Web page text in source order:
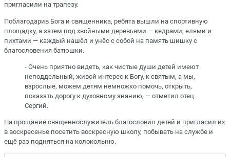
пригласили на трапезу.
Поблагодарив Бога и священника, ребята вышли на спортивную
площадку, а затем под хвойными деревьями — кедрами, елями и
пихтами — каждый нашёл и унёс с собой на память шишку с
благословения батюшки.
- Очень приятно видеть, как чистые души детей имеют
неподдельный, живой интерес к Богу, к святым, а мы,
взрослые, можем детям немножко помочь, открыть,
показать дорогу к духовному знанию, — отметил отец
Сергий.
На прощание священнослужитель благословил детей и пригласил их
в воскресенье посетить воскресную школу, побывать на службе и
ещё раз подняться на колокольню.